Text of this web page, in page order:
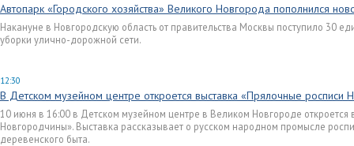
Автопарк «Городского хозяйства» Великого Новгорода пополнился
Накануне в Новгородскую область от правительства Москвы поступило 30
уборки улично-дорожной сети.
12:30
В Детском музейном центре откроется выставка «Прялочные росписи
10 июня в 16:00 в Детском музейном центре в Великом Новгороде откроется
Новгородчины». Выставка рассказывает о русском народном промысле
деревенского быта.